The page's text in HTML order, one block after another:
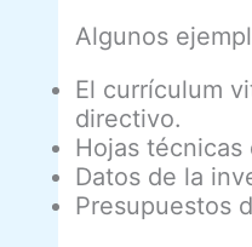
Algunos
El currículum
directivo.
Hojas
Datos de la
Presupuestos